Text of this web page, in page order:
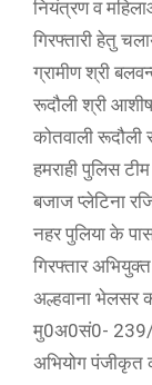
नियंत्रण व
गिरफ्तारी हेतु
ग्रामीण श्री
रूदौली श्री आशीष
कोतवाली
हमराही पुलिस
बजाज प्लेटिना
नहर पुलिया के
गिरफ्तार
अल्हवाना भेलसर
मु0अ0सं0- 239/
अभियोग पंजीकृत